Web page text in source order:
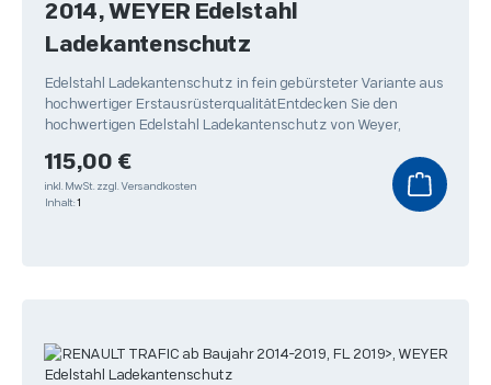
2014, WEYER Edelstahl
Ladekantenschutz
Edelstahl Ladekantenschutz in fein gebürsteter Variante aus
hochwertiger ErstausrüsterqualitätEntdecken Sie den
hochwertigen Edelstahl Ladekantenschutz von Weyer,
Regulärer Preis:
115,00 €
inkl. MwSt. zzgl. Versandkosten
Inhalt: 1